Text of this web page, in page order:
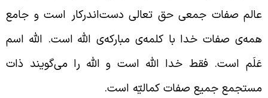
صفات جمعی حق تعالی دست‌اندرکار است و جامع
صفات خدا با کلمه‌ی مبارکه‌ی الله است. الله اسم
است. فقط خدا الله است و الله را می‌گویند ذات
جمیع صفات کمالیّه است.